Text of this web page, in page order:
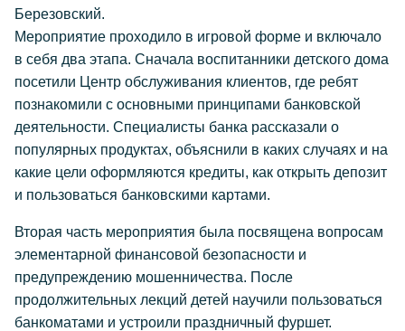
Березовский.
Мероприятие проходило в игровой форме и включало
в себя два этапа. Сначала воспитанники детского дома
посетили Центр обслуживания клиентов, где ребят
познакомили с основными принципами банковской
деятельности. Специалисты банка рассказали о
популярных продуктах, объяснили в каких случаях и на
какие цели оформляются кредиты, как открыть депозит
и пользоваться банковскими картами.
Вторая часть мероприятия была посвящена вопросам
элементарной финансовой безопасности и
предупреждению мошенничества. После
продолжительных лекций детей научили пользоваться
банкоматами и устроили праздничный фуршет.